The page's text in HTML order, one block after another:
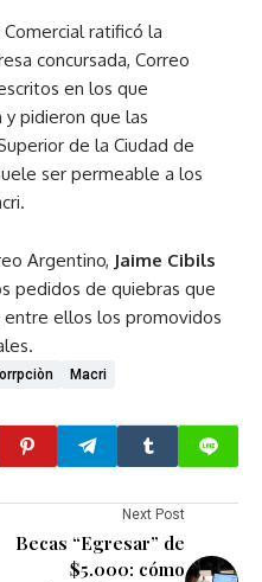
ratificó la
concursada, Correo
en los que
pidieron que las
de la Ciudad de
ser permeable a los
Argentino, Jaime Cibils
pedidos de quiebras que
entre ellos los promovidos
Macri
Next Post
Becas “Egresar” de
$5.000: cómo